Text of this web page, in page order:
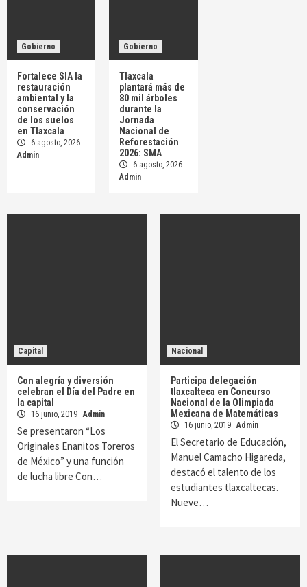
Gobierno
Fortalece SIA la
restauración
ambiental y la
conservación
de los suelos
en Tlaxcala
6 agosto, 2026
Admin
Gobierno
Tlaxcala
plantará más de
80 mil árboles
durante la
Jornada
Nacional de
Reforestación
2026: SMA
6 agosto, 2026
Admin
Capital
Con alegría y diversión
celebran el Día del Padre en
la capital
16 junio, 2019 Admin
Se presentaron “Los
Originales Enanitos Toreros
de México” y una función
de lucha libre Con…
Nacional
Participa delegación
tlaxcalteca en Concurso
Nacional de la Olimpiada
Mexicana de Matemáticas
16 junio, 2019 Admin
El Secretario de Educación,
Manuel Camacho Higareda,
destacó el talento de los
estudiantes tlaxcaltecas.
Nueve…